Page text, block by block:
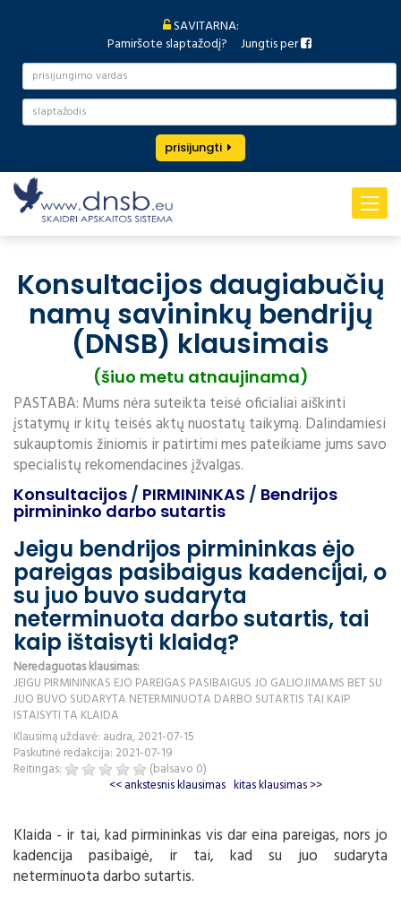
SAVITARNA:
Pamiršote slaptažodį?
Jungtis per
prisijungti
Toggle
Konsultacijos daugiabučių
namų savininkų bendrijų
(DNSB) klausimais
(šiuo metu atnaujinama)
PASTABA: Mums nėra suteikta teisė oficialiai aiškinti
įstatymų ir kitų teisės aktų nuostatų taikymą. Dalindamiesi
sukauptomis žiniomis ir patirtimi mes pateikiame jums savo
specialistų rekomendacines įžvalgas.
Konsultacijos / PIRMININKAS / Bendrijos
pirmininko darbo sutartis
Jeigu bendrijos pirmininkas ėjo
pareigas pasibaigus kadencijai, o
su juo buvo sudaryta
neterminuota darbo sutartis, tai
kaip ištaisyti klaidą?
Neredaguotas klausimas:
JEIGU PIRMININKAS EJO PAREIGAS PASIBAIGUS JO GALIOJIMAMS BET SU
JUO BUVO SUDARYTA NETERMINUOTA DARBO SUTARTIS TAI KAIP
ISTAISYTI TA KLAIDA
Klausimą uždavė: audra, 2021-07-15
Paskutinė redakcija: 2021-07-19
Reitingas:
(balsavo 0)
<< ankstesnis klausimas kitas klausimas >>
Klaida - ir tai, kad pirmininkas vis dar eina pareigas, nors jo
kadencija pasibaigė, ir tai, kad su juo sudaryta
neterminuota darbo sutartis.